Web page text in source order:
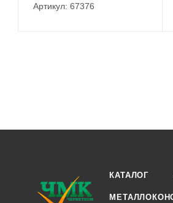
Артикул: 67376
КАТАЛОГ